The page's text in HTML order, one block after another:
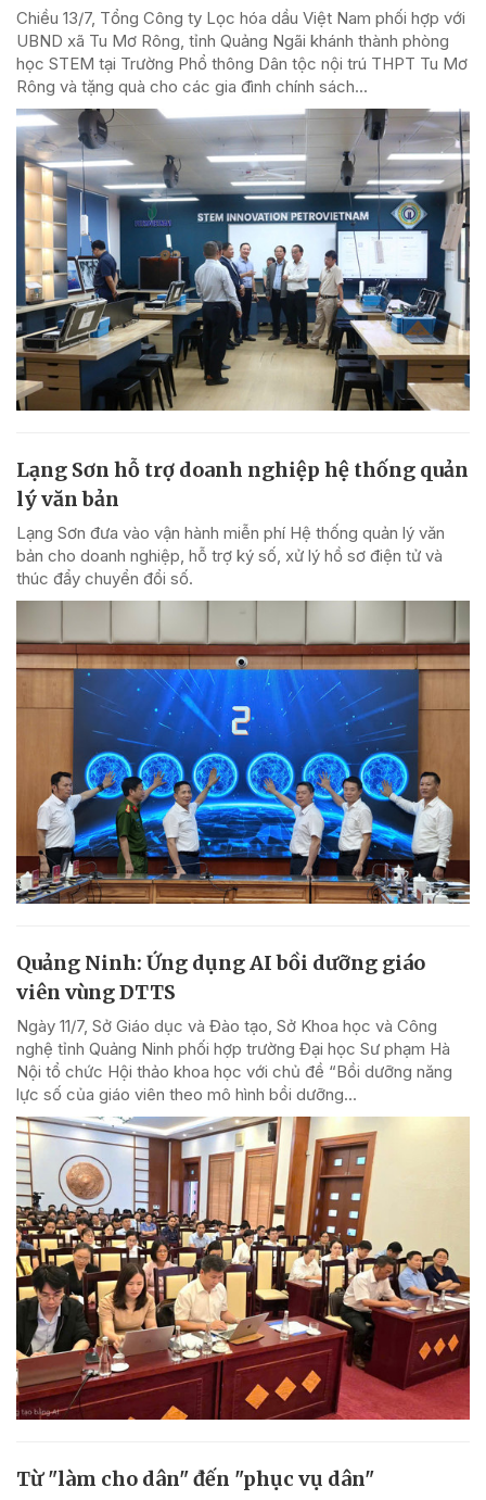
Chiều 13/7, Tổng Công ty Lọc hóa dầu Việt Nam phối hợp với
UBND xã Tu Mơ Rông, tỉnh Quảng Ngãi khánh thành phòng
học STEM tại Trường Phổ thông Dân tộc nội trú THPT Tu Mơ
Rông và tặng quà cho các gia đình chính sách...
Lạng Sơn hỗ trợ doanh nghiệp hệ thống quản
lý văn bản
Lạng Sơn đưa vào vận hành miễn phí Hệ thống quản lý văn
bản cho doanh nghiệp, hỗ trợ ký số, xử lý hồ sơ điện tử và
thúc đẩy chuyển đổi số.
Quảng Ninh: Ứng dụng AI bồi dưỡng giáo
viên vùng DTTS
Ngày 11/7, Sở Giáo dục và Đào tạo, Sở Khoa học và Công
nghệ tỉnh Quảng Ninh phối hợp trường Đại học Sư phạm Hà
Nội tổ chức Hội thảo khoa học với chủ đề “Bồi dưỡng năng
lực số của giáo viên theo mô hình bồi dưỡng...
Từ "làm cho dân" đến "phục vụ dân"